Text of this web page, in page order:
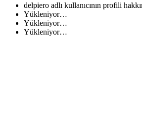
delpiero adlı kullanıcının profili
Yükleniyor…
Yükleniyor…
Yükleniyor…